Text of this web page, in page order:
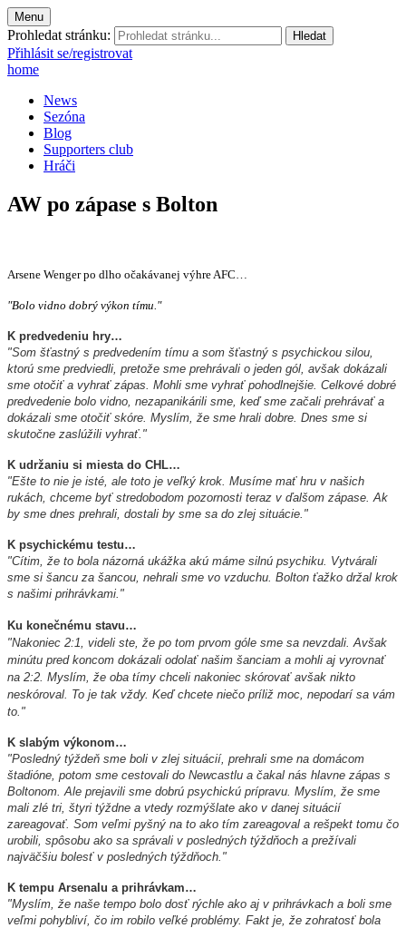
Menu
Prohledat stránku:
Přihlásit se/registrovat
home
News
Sezóna
Blog
Supporters club
Hráči
AW po zápase s Bolton
Arsene Wenger po dlho očakávanej výhre AFC…
"Bolo vidno dobrý výkon tímu."
K predvedeniu hry…
"Som šťastný s predvedením tímu a som šťastný s psychickou silou,
ktorú sme predviedli, pretože sme prehrávali o jeden gól, avšak dokázali
sme otočiť a vyhrať zápas. Mohli sme vyhrať pohodlnejšie. Celkové dobré
predvedenie bolo vidno, nezapanikárili sme, keď sme začali prehrávať a
dokázali sme otočiť skóre. Myslím, že sme hrali dobre. Dnes sme si
skutočne zaslúžili vyhrať."
K udržaniu si miesta do CHL…
"Ešte to nie je isté, ale toto je veľký krok. Musíme mať hru v našich
rukách, chceme byť stredobodom pozornosti teraz v ďalšom zápase. Ak
by sme dnes prehrali, dostali by sme sa do zlej situácie."
K psychickému testu…
"Cítim, že to bola názorná ukážka akú máme silnú psychiku. Vytvárali
sme si šancu za šancou, nehrali sme vo vzduchu. Bolton ťažko držal krok
s našimi prihrávkami."
Ku konečnému stavu…
"Nakoniec 2:1, videli ste, že po tom prvom góle sme sa nevzdali. Avšak
minútu pred koncom dokázali odolať našim šanciam a mohli aj vyrovnať
na 2:2. Myslím, že oba tímy chceli nakoniec skórovať avšak nikto
neskóroval. To je tak vždy. Keď chcete niečo príliž moc, nepodarí sa vám
to."
K slabým výkonom…
"Posledný týždeň sme boli v zlej situácií, prehrali sme na domácom
štadióne, potom sme cestovali do Newcastlu a čakal nás hlavne zápas s
Boltonom. Ale prejavili sme dobrú psychickú prípravu. Myslím, že sme
mali zlé tri, štyri týždne a vtedy rozmýšlate ako v danej situácií
zareagovať. Som veľmi pyšný na to ako tím zareagoval a rešpekt tomu čo
urobili, spôsobu ako sa správali v posledných týždňoch a prežívali
najväčšiu bolesť v posledných týždňoch."
K tempu Arsenalu a prihrávkam…
"Myslím, že naše tempo bolo dosť rýchle ako aj v prihrávkach a boli sme
veľmi pohybliví, čo im robilo veľké problémy. Fakt je, že zohratosť bola